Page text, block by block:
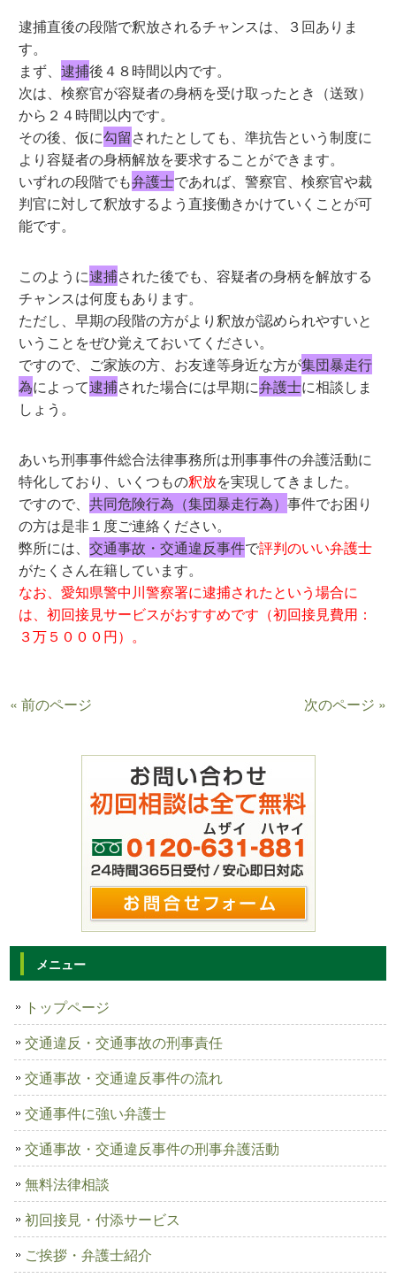
逮捕直後の段階で釈放されるチャンスは、３回ありま
す。
まず、逮捕後４８時間以内です。
次は、検察官が容疑者の身柄を受け取ったとき（送致）
から２４時間以内です。
その後、仮に勾留されたとしても、準抗告という制度に
より容疑者の身柄解放を要求することができます。
いずれの段階でも弁護士であれば、警察官、検察官や裁
判官に対して釈放するよう直接働きかけていくことが可
能です。
このように逮捕された後でも、容疑者の身柄を解放する
チャンスは何度もあります。
ただし、早期の段階の方がより釈放が認められやすいと
いうことをぜひ覚えておいてください。
ですので、ご家族の方、お友達等身近な方が集団暴走行
為によって逮捕された場合には早期に弁護士に相談しま
しょう。
あいち刑事事件総合法律事務所は刑事事件の弁護活動に
特化しており、いくつもの釈放を実現してきました。
ですので、共同危険行為（集団暴走行為）事件でお困り
の方は是非１度ご連絡ください。
弊所には、交通事故・交通違反事件で評判のいい弁護士
がたくさん在籍しています。
なお、愛知県警中川警察署に逮捕されたという場合に
は、初回接見サービスがおすすめです（初回接見費用：
３万５０００円）。
« 前のページ 次のページ »
メニュー
トップページ
交通違反・交通事故の刑事責任
交通事故・交通違反事件の流れ
交通事件に強い弁護士
交通事故・交通違反事件の刑事弁護活動
無料法律相談
初回接見・付添サービス
ご挨拶・弁護士紹介